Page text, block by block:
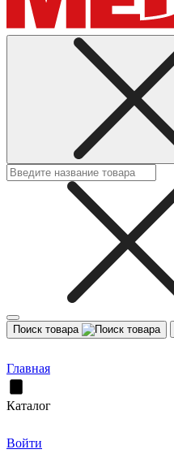
Поиск товара
Главная
Каталог
Войти